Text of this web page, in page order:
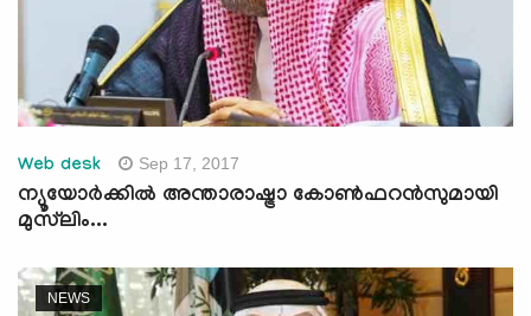
Web desk Sep 17, 2017
ന്യൂയോര്‍ക്കില്‍ അന്താരാഷ്ട്രാ കോണ്‍ഫറന്‍സുമായി
മുസ്‌ലിം...
NEWS